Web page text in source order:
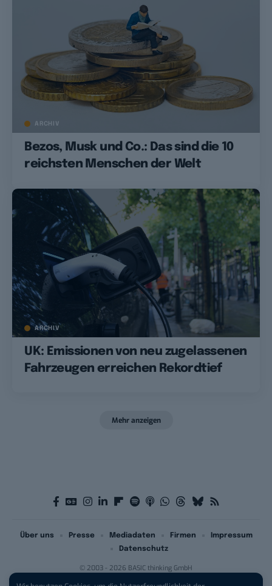
ARCHIV
Bezos, Musk und Co.: Das sind die 10
reichsten Menschen der Welt
ARCHIV
UK: Emissionen von neu zugelassenen
Fahrzeugen erreichen Rekordtief
Mehr anzeigen
© 2003 - 2026 BASIC thinking GmbH
Über uns Presse Mediadaten Firmen
Impressum
Datenschutz